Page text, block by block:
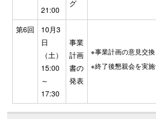
21:00
グ
第6回
10月3
日
（土）
15:00
～
17:30
事業
計画
書の
発表
事業計画の意見交
終了後懇親会を実